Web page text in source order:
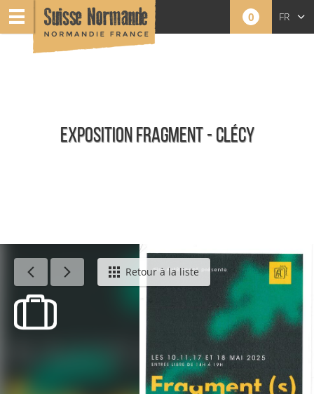
0 FR
EXPOSITION FRAGMENT - CLÉCY
Événements Retour à la liste